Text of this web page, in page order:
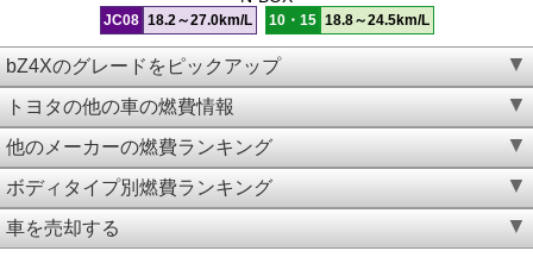
JC08 18.2～27.0km/L 10・15 18.8～24.5km/L
bZ4Xのグレードをピックアップ
トヨタの他の車の燃費情報
他のメーカーの燃費ランキング
ボディタイプ別燃費ランキング
車を売却する